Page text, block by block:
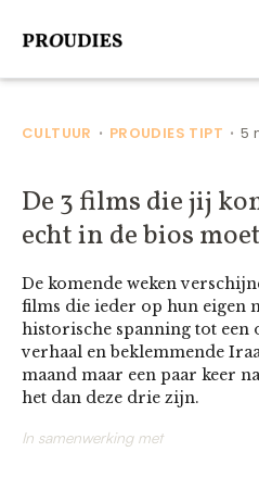
CULTUUR • PROUDIES TIPT •5
De 3 films die jij
echt in de bios
De komende weken
films die ieder op hun eigen
historische spanning tot een
verhaal en beklemmende
maand maar een paar keer
het dan deze drie zijn.
In samenwerking met